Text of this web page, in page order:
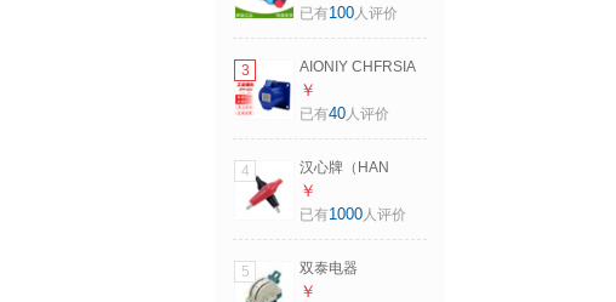
指示灯直流交流信
22DS 【绿色】
已有100人评价
3
AIONIY CHFRSIA
防水工业插头插座
16A/32A/63A暗装
￥
已有40人评价
4
汉心牌（HAN
XIN）利百加 小型
鳄鱼夹 电源测试夹
100对
￥
已有1000人评价
5
双泰电器
（shuangtai） 双向
￥